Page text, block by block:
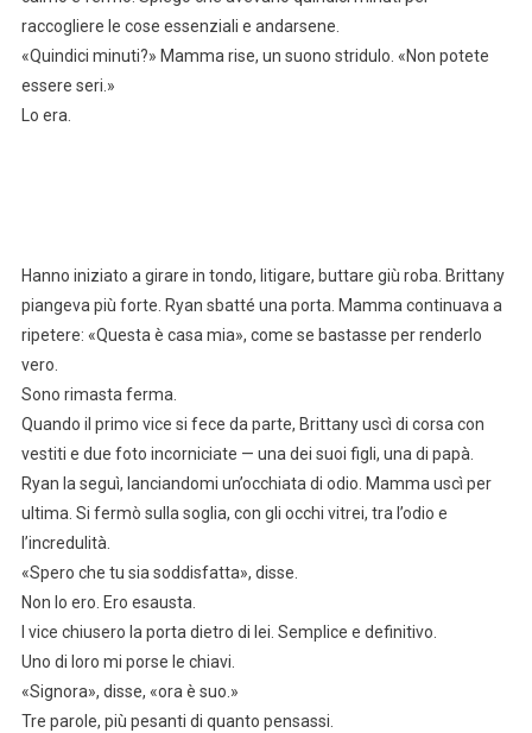
raccogliere le cose essenziali e andarsene.
«Quindici minuti?» Mamma rise, un suono stridulo. «Non potete
essere seri.»
Lo era.
Hanno iniziato a girare in tondo, litigare, buttare giù roba. Brittany
piangeva più forte. Ryan sbatté una porta. Mamma continuava a
ripetere: «Questa è casa mia», come se bastasse per renderlo
vero.
Sono rimasta ferma.
Quando il primo vice si fece da parte, Brittany uscì di corsa con
vestiti e due foto incorniciate — una dei suoi figli, una di papà.
Ryan la seguì, lanciandomi un’occhiata di odio. Mamma uscì per
ultima. Si fermò sulla soglia, con gli occhi vitrei, tra l’odio e
l’incredulità.
«Spero che tu sia soddisfatta», disse.
Non lo ero. Ero esausta.
I vice chiusero la porta dietro di lei. Semplice e definitivo.
Uno di loro mi porse le chiavi.
«Signora», disse, «ora è suo.»
Tre parole, più pesanti di quanto pensassi.